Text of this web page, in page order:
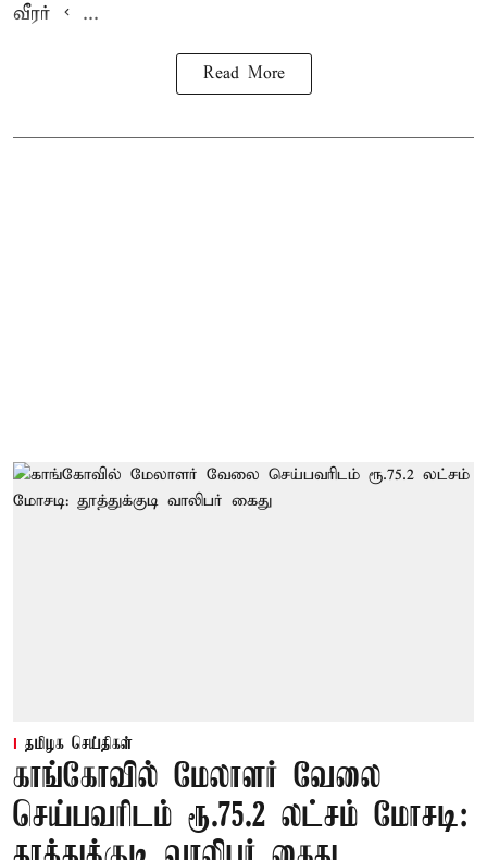
வீரர் < ...
Read More
தமிழக செய்திகள்
காங்கோவில் மேலாளர் வேலை
செய்பவரிடம் ரூ.75.2 லட்சம் மோசடி: